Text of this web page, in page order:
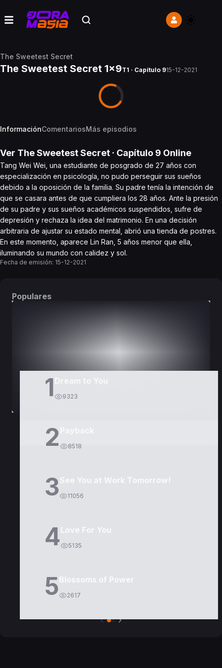
The Sweetest Secret
The Sweetest Secret 1x9T1 · Capítulo 915-12-2021
InformaciónComentariosMás episodios
Ver The Sweetest Secret · Capítulo 9 Online
Tang Wei Wei, una estudiante de posgrado de 27 años con
especialización en psicología, no pudo perseguir sus sueños
debido a la oposición de la familia. Su padre tenía la intención de
que se casara antes de que cumpliera los 28 años. Ante la presión
de su padre y sus sueños académicos suspendidos, sufre de
depresión y rechaza la idea del matrimonio. En una decisión
arbitraria de ajustar su estado mental, abrió una tienda de postres.
En este momento, aparece Lin Ran, 5 años menor que ella,
iluminando su mundo con calidez y sol.
Fecha de emisión: 15-12-2021
Populares
1 Dream to You
9323
2 8518
3See You at Work Tomorrow!
11056
4Love For You
5135
5Blossoms of Power
2617